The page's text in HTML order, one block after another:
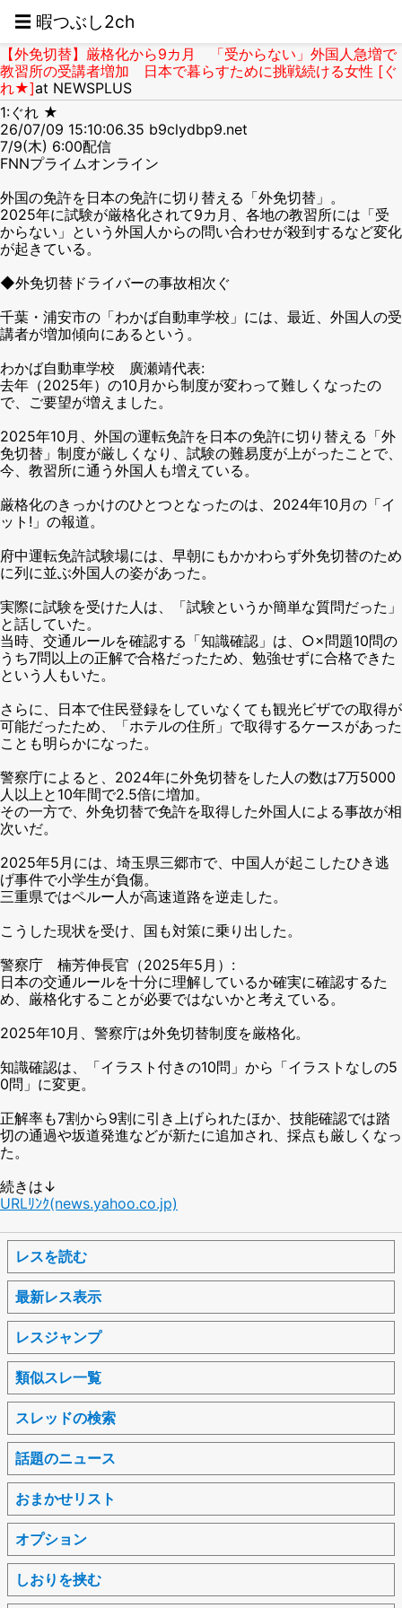
☰ 暇つぶし2ch
【外免切替】厳格化から9カ月 「受からない」外国人急増で
教習所の受講者増加 日本で暮らすために挑戦続ける女性 [ぐ
れ★]at NEWSPLUS
1:ぐれ ★
26/07/09 15:10:06.35 b9clydbp9.net
7/9(木) 6:00配信
FNNプライムオンライン
外国の免許を日本の免許に切り替える「外免切替」。
2025年に試験が厳格化されて9カ月、各地の教習所には「受
からない」という外国人からの問い合わせが殺到するなど変化
が起きている。
◆外免切替ドライバーの事故相次ぐ
千葉・浦安市の「わかば自動車学校」には、最近、外国人の受
講者が増加傾向にあるという。
わかば自動車学校 廣瀬靖代表:
去年（2025年）の10月から制度が変わって難しくなったの
で、ご要望が増えました。
2025年10月、外国の運転免許を日本の免許に切り替える「外
免切替」制度が厳しくなり、試験の難易度が上がったことで、
今、教習所に通う外国人も増えている。
厳格化のきっかけのひとつとなったのは、2024年10月の「イ
ット!」の報道。
府中運転免許試験場には、早朝にもかかわらず外免切替のため
に列に並ぶ外国人の姿があった。
実際に試験を受けた人は、「試験というか簡単な質問だった」
と話していた。
当時、交通ルールを確認する「知識確認」は、○×問題10問の
うち7問以上の正解で合格だったため、勉強せずに合格できた
という人もいた。
さらに、日本で住民登録をしていなくても観光ビザでの取得が
可能だったため、「ホテルの住所」で取得するケースがあった
ことも明らかになった。
警察庁によると、2024年に外免切替をした人の数は7万5000
人以上と10年間で2.5倍に増加。
その一方で、外免切替で免許を取得した外国人による事故が相
次いだ。
2025年5月には、埼玉県三郷市で、中国人が起こしたひき逃
げ事件で小学生が負傷。
三重県ではペルー人が高速道路を逆走した。
こうした現状を受け、国も対策に乗り出した。
警察庁 楠芳伸長官（2025年5月）:
日本の交通ルールを十分に理解しているか確実に確認するた
め、厳格化することが必要ではないかと考えている。
2025年10月、警察庁は外免切替制度を厳格化。
知識確認は、「イラスト付きの10問」から「イラストなしの5
0問」に変更。
正解率も7割から9割に引き上げられたほか、技能確認では踏
切の通過や坂道発進などが新たに追加され、採点も厳しくなっ
た。
続きは↓
URLﾘﾝｸ(news.yahoo.co.jp)
レスを読む
最新レス表示
レスジャンプ
類似スレ一覧
スレッドの検索
話題のニュース
おまかせリスト
オプション
しおりを挟む